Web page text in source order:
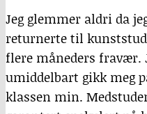
Jeg glemmer aldri da
returnerte til
flere måneders fravær.
umiddelbart gikk meg
klassen min.